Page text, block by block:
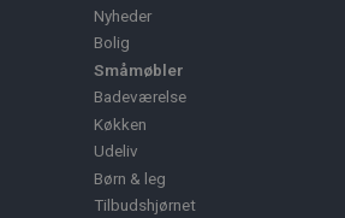
Nyheder
Bolig
Småmøbler
Badeværelse
Køkken
Udeliv
Børn & leg
Tilbudshjørnet